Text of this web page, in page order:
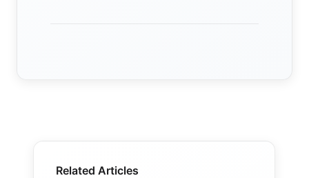
Related Articles